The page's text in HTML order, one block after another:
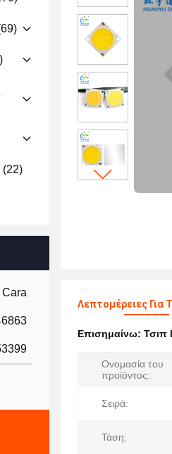
(22)
Cara
Λεπτομέρειες Για
Επισημαίνω: Τσιπ
Ονομασία του
προϊόντος:
Σειρά:
Τάση: